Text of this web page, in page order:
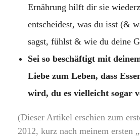
Ernährung hilft dir sie
entscheidest, was du isst (&
sagst, fühlst & wie du deine
Sei so beschäftigt mit
Liebe zum Leben, dass
wird, du es vielleicht sogar
(Dieser Artikel erschien zum
2012, kurz nach meinem ersten